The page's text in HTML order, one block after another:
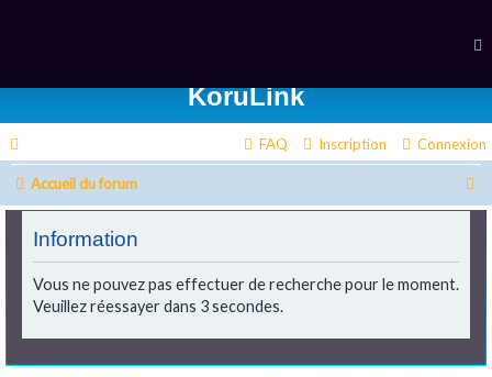
KoruLink
Connexion
Inscription
FAQ
Accueil du forum
e
Information
Vous ne pouvez pas effectuer de recherche pour le moment.
Veuillez réessayer dans 3 secondes.